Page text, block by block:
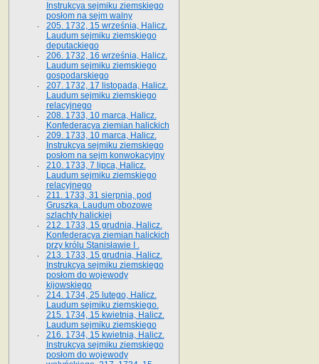
Instrukcya sejmiku ziemskiego
posłom na sejm walny
205. 1732, 15 września, Halicz.
Laudum sejmiku ziemskiego
deputackiego
206. 1732, 16 września, Halicz.
Laudum sejmiku ziemskiego
gospodarskiego
207. 1732, 17 listopada, Halicz.
Laudum sejmiku ziemskiego
relacyjnego
208. 1733, 10 marca, Halicz.
Konfederacya ziemian halickich­
209. 1733, 10 marca, Halicz.
Instrukcya sejmiku ziemskiego
posłom na sejm konwokacyjny
210. 1733, 7 lipca, Halicz.
Laudum sejmiku ziemskiego
relacyjnego
211. 1733, 31 sierpnia, pod
Gruszką. Laudum obozowe
szlachty halickiej
212. 1733, 15 grudnia, Halicz.
Konfederacya ziemian halickich
przy królu Stanisławie I .
213. 1733, 15 grudnia, Halicz.
Instrukcya sejmiku ziemskiego
posłom do wojewody
kijowskiego
214. 1734, 25 lutego, Halicz.
Laudum sejmiku ziemskiego.
215. 1734, 15 kwietnia, Halicz.
Laudum sejmiku ziemskiego
216. 1734, 15 kwietnia, Halicz.
Instrukcya sejmiku ziemskiego
posłom do wojewody